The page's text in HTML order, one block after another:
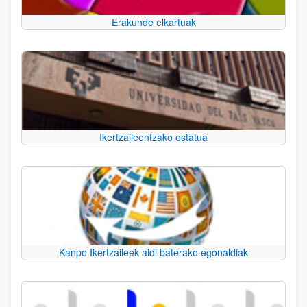
Erakunde elkartuak
Ikertzaileentzako ostatua
Kanpo Ikertzaileek aldi baterako egonaldiak